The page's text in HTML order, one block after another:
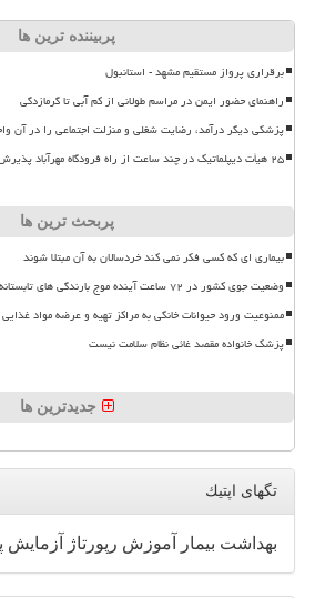
پربیننده ترین ها
برقراری پرواز مستقیم مشهد - استانبول
راهنمای حضور ایمن در مراسم طولانی از کم آبی تا گرمازدگی
پزشکی دیگر درآمد، رضایت شغلی و منزلت اجتماعی را در آن
۲۵ هیأت دیپلماتیک در چند ساعت از راه فرودگاه مهرآباد پذیرش شدند
پربحث ترین ها
بیماری ای که کسی فکر نمی کند خردسالان به آن مبتلا شوند
وضعیت جوی کشور در ۷۲ ساعت آینده موج بارندگی های تابستانه در راه ۱۱ استان
ممنوعیت ورود حیوانات خانگی به مراکز تهیه و عرضه مواد غذایی
پزشک خانواده مقصد غائی نظام سلامت نیست
جدیدترین ها
تگهای اپتیك
بهداشت بیمار آموزش رپورتاژ آزمایش